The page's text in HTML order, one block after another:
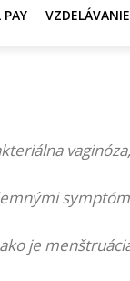
PAY VZDELÁVANIE
je